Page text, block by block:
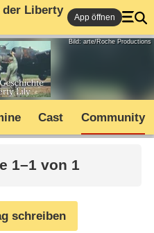
der Liberty
App öffnen
Bild: arte/Roche Productions
Cast Community
1–1 von 1
schreiben